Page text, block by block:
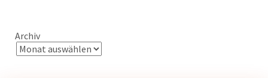
Archiv